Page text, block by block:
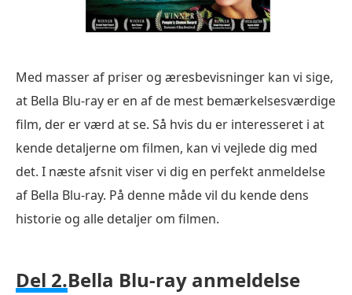
Med masser af priser og æresbevisninger kan vi sige,
at Bella Blu-ray er en af de mest bemærkelsesværdige
film, der er værd at se. Så hvis du er interesseret i at
kende detaljerne om filmen, kan vi vejlede dig med
det. I næste afsnit viser vi dig en perfekt anmeldelse
af Bella Blu-ray. På denne måde vil du kende dens
historie og alle detaljer om filmen.
Del 2.Bella Blu-ray anmeldelse